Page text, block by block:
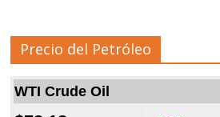
Precio del Petróleo
WTI Crude Oil